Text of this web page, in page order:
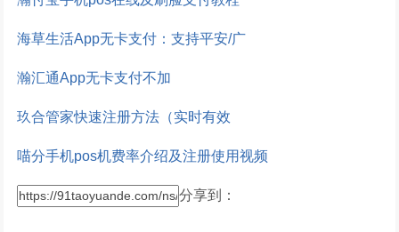
海草生活App无卡支付：支持平安/广
瀚汇通App无卡支付不加
玖合管家快速注册方法（实时有效
喵分手机pos机费率介绍及注册使用视频
分享到：